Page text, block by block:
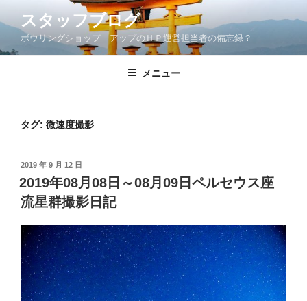
ン
ン
スタッフブログ
ボウリングショップ アップのＨＰ運営担当者の備忘録？
メニュー
タグ: 微速度撮影
投
稿
日:
2019 年 9 月 12 日
2019年08月08日～08月09日ペルセウス座
流星群撮影日記